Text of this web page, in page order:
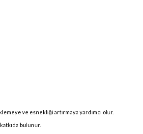
ve esnekliği artırmaya yardımcı olur.
katkıda bulunur.